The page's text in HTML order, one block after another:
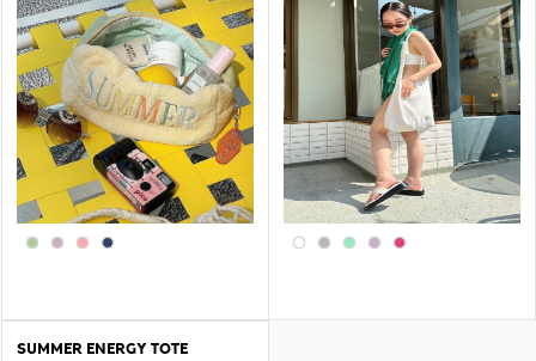
SUMMER ENERGY TOTE